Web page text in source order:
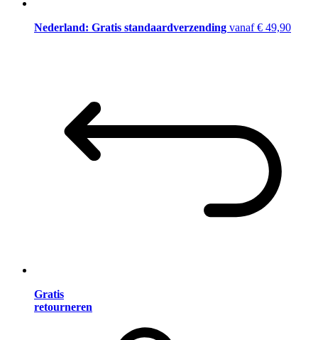
Nederland: Gratis standaardverzending vanaf € 49,90
Gratis
retourneren